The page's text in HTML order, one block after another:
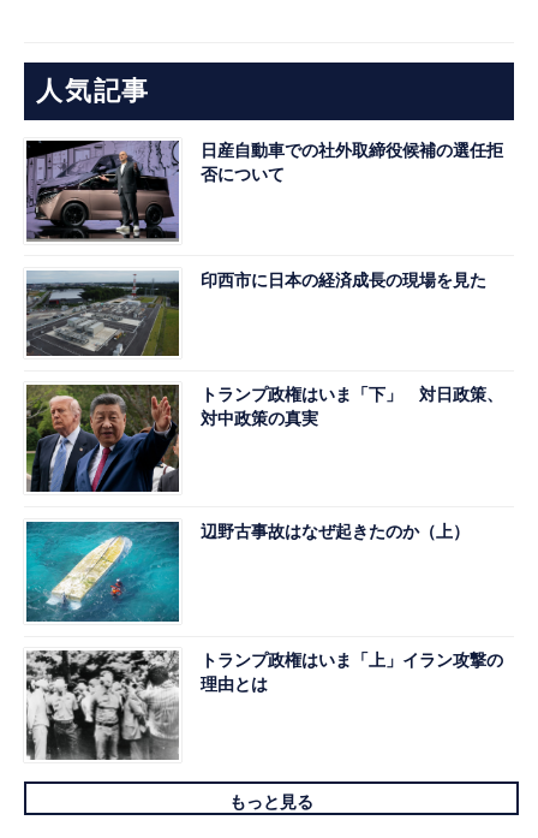
人気記事
日産自動車での社外取締役候補の選任拒
否について
印西市に日本の経済成長の現場を見た
トランプ政権はいま「下」 対日政策、
対中政策の真実
辺野古事故はなぜ起きたのか（上）
トランプ政権はいま「上」イラン攻撃の
理由とは
もっと見る